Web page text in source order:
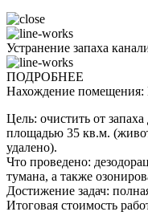
Устранение запаха
ПОДРОБНЕЕ
Нахождение помещения:
Цель: очистить от
площадью 35 кв.м.
удалено).
Что проведено:
тумана, а также
Достижение задач:
Итоговая стоимость